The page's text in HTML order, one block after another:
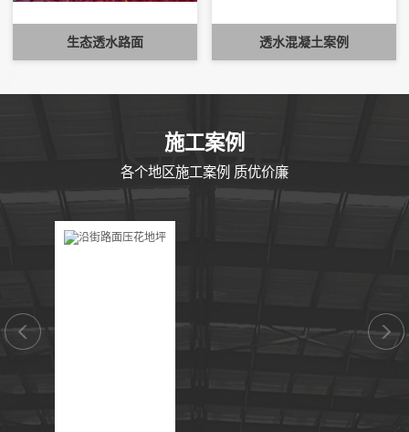
生态透水路面 透水混凝土案例
CASE
施工案例
各个地区施工案例 质优价廉